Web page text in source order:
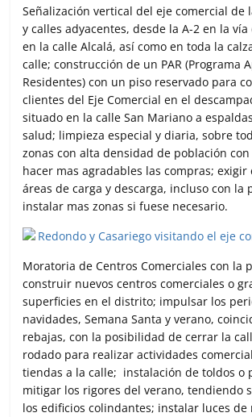
Señalización vertical del eje comercial de
y calles adyacentes, desde la A-2 en la
en la calle Alcalá, así como en toda la
calle; construcción de un PAR (Programa
Residentes) con un piso reservado para
clientes del Eje Comercial en el
situado en la calle San Mariano a
salud; limpieza especial y diaria, sobre
zonas con alta densidad de población
hacer mas agradables las compras; exigir
áreas de carga y descarga, incluso con la
instalar mas zonas si fuese necesario.
Moratoria de Centros Comerciales con la
construir nuevos centros comerciales o
superficies en el distrito; impulsar los
navidades, Semana Santa y verano,
rebajas, con la posibilidad de cerrar la
rodado para realizar actividades
tiendas a la calle; instalación de toldos o
mitigar los rigores del verano, tendiendo
los edificios colindantes; instalar luces de